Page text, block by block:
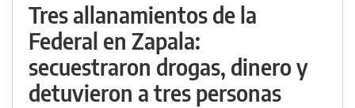
Tres allanamientos de la
Federal en Zapala:
secuestraron drogas, dinero y
detuvieron a tres personas